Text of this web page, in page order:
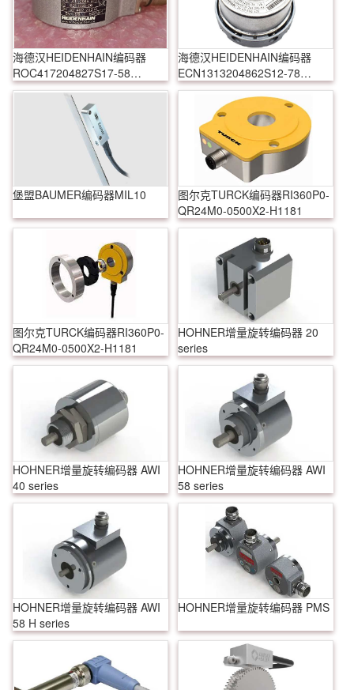
海德汉HEIDENHAIN编码器
ROC417204827S17-58
631699-06
海德汉HEIDENHAIN编码器
ECN1313204862S12-78
768295-54
堡盟BAUMER编码器MIL10
图尔克TURCK编码器RI360P0-
QR24M0-0500X2-H1181
图尔克TURCK编码器RI360P0-
QR24M0-0500X2-H1181
HOHNER增量旋转编码器 20
series
HOHNER增量旋转编码器 AWI
40 series
HOHNER增量旋转编码器 AWI
58 series
HOHNER增量旋转编码器 AWI
58 H series
HOHNER增量旋转编码器 PMS